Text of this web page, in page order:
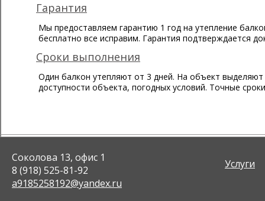
Гарантия
Мы предоставляем гарантию 1 год на утепление
бесплатно все исправим. Гарантия подтверждается
Сроки выполнения
Один балкон утепляют от 3 дней. На объект
доступности объекта, погодных условий. Точные
Соколова 13, офис 1
8 (918) 525-81-92
a9185258192@yandex.ru
Услуги